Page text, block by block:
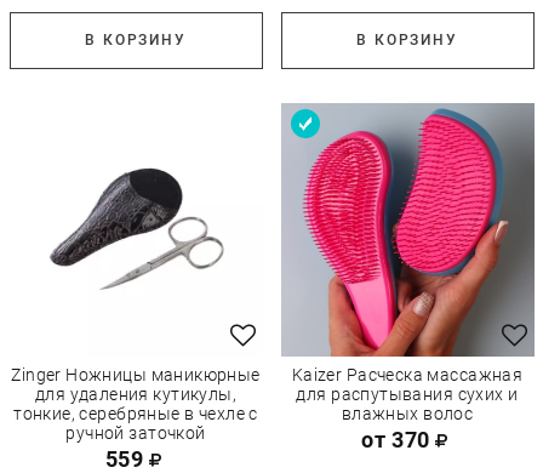
В КОРЗИНУ В КОРЗИНУ
Zinger Ножницы маникюрные
для удаления кутикулы,
тонкие, серебряные в чехле c
ручной заточкой
559
Kaizer Расческа массажная
для распутывания сухих и
влажных волос
от 370